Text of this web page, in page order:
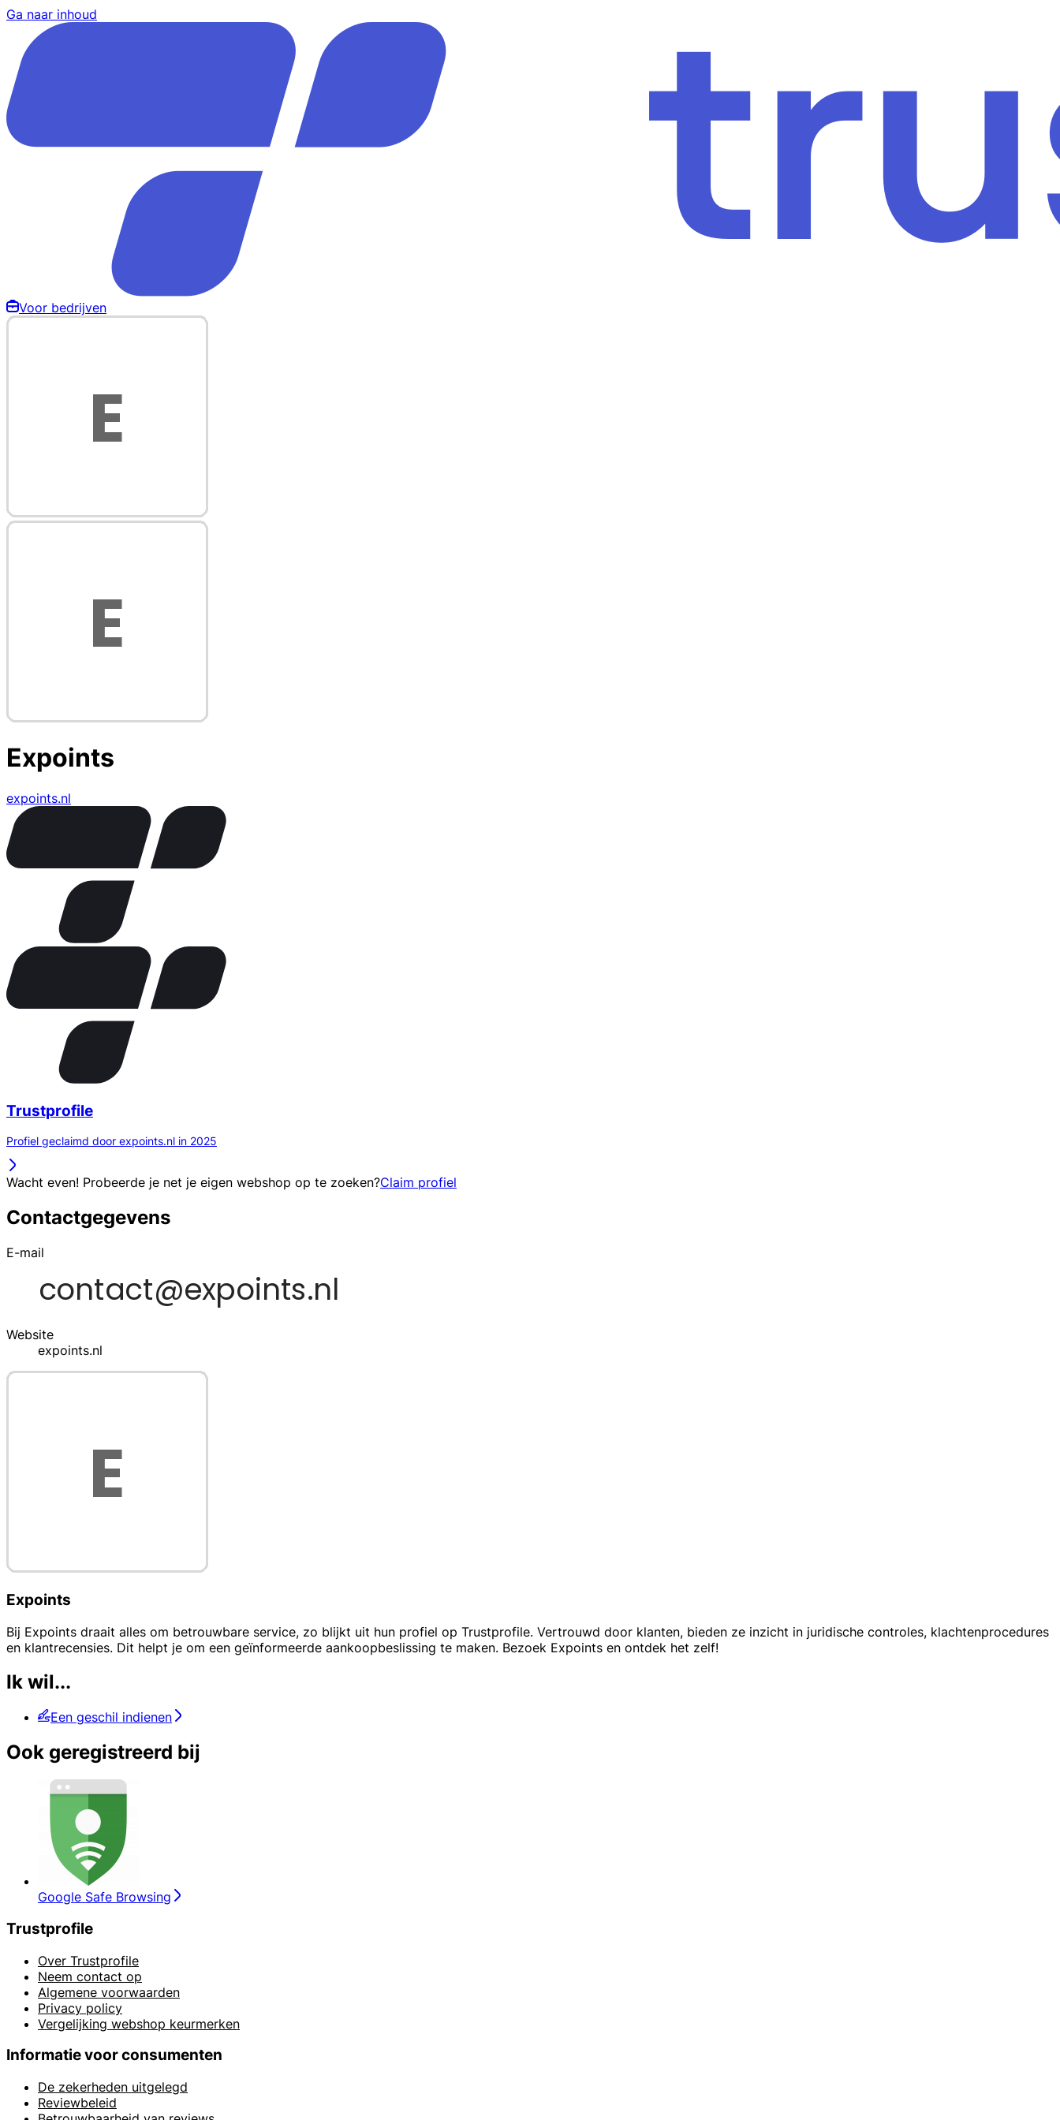
Ga naar inhoud
Voor bedrijven
Expoints
expoints.nl
Trustprofile
Profiel geclaimd door expoints.nl in 2025
Wacht even! Probeerde je net je eigen webshop op te zoeken?Claim profiel
Contactgegevens
E-mail
Website
expoints.nl
Expoints
Bij Expoints draait alles om betrouwbare service, zo blijkt uit hun profiel op Trustprofile. Vertrouwd door klanten, bieden ze inzicht in juridische controles, klachtenprocedures
en klantrecensies. Dit helpt je om een geïnformeerde aankoopbeslissing te maken. Bezoek Expoints en ontdek het zelf!
Ik wil...
Een geschil indienen
Ook geregistreerd bij
Google Safe Browsing
Trustprofile
Over Trustprofile
Neem contact op
Algemene voorwaarden
Privacy policy
Vergelijking webshop keurmerken
Informatie voor consumenten
De zekerheden uitgelegd
Reviewbeleid